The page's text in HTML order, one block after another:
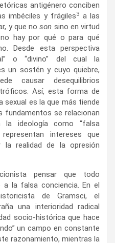
antigénero conciben
imbéciles y frágiles3 a las
y que noson sino en virtud
hay por qué o para qué
Desde esta perspectiva
o “divino” del cual la
un sostén y cuyo quiebre,
causar desequilibrios
Así, esta forma de
sexual es la que más tiende
fundamentos se relacionan
ideología como “falsa
intereses que
realidad de la opresión
pensar que todo
la falsa conciencia. En el
de Gramsci, el
una interioridad radical
socio-histórica que hace
un campo en constante
razonamiento, mientras la